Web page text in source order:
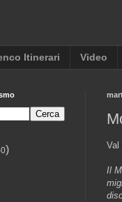
Itinerari Video
Val
Il
)